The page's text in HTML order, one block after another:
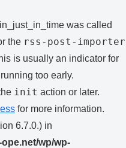
was called
the rss-post-importer
is usually an indicator for
too early.
init action or later.
for more information.
6.7.0.) in
wp/wp-